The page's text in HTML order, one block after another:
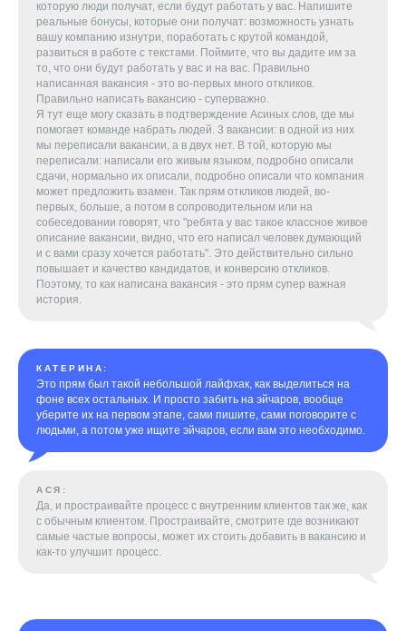
которую люди получат, если будут работать у вас. Напишите
реальные бонусы, которые они получат: возможность узнать
вашу компанию изнутри, поработать с крутой командой,
развиться в работе с текстами. Поймите, что вы дадите им за
то, что они будут работать у вас и на вас. Правильно
написанная вакансия - это во-первых много откликов.
Правильно написать вакансию - суперважно.
Я тут еще могу сказать в подтверждение Асиных слов, где мы
помогает команде набрать людей. 3 вакансии: в одной из них
мы переписали вакансии, а в двух нет. В той, которую мы
переписали: написали его живым языком, подробно описали
сдачи, нормально их описали, подробно описали что компания
может предложить взамен. Так прям откликов людей, во-
первых, больше, а потом в сопроводительном или на
собеседовании говорят, что "ребята у вас такое классное живое
описание вакансии, видно, что его написал человек думающий
и с вами сразу хочется работать". Это действительно сильно
повышает и качество кандидатов, и конверсию откликов.
Поэтому, то как написана вакансия - это прям супер важная
история.
КАТЕРИНА:
Это прям был такой небольшой лайфхак, как выделиться на
фоне всех остальных. И просто забить на эйчаров, вообще
уберите их на первом этапе, сами пишите, сами поговорите с
людьми, а потом уже ищите эйчаров, если вам это необходимо.
АСЯ:
Да, и простраивайте процесс с внутренним клиентов так же, как
с обычным клиентом. Простраивайте, смотрите где возникают
самые частые вопросы, может их стоить добавить в вакансию и
как-то улучшит процесс.